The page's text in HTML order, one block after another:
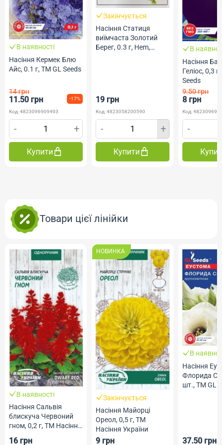
В наявності
Насіння Кермек Блю
Айс, 0.1 г, ТМ GL Seeds
14 грн
11.50 грн -17%
Код: 4823096909493
- +
Купити
Закінчується
Насіння Статиця
виїмчаста Золотий
Берег, 0.3 г, Hem,
19 грн
Код: 4823058200590
- +
Купити
В
Насіння
Геліос, 0,3
Seeds
9.50 грн
8 грн
Код:
-
Товари цієї лінійки
В наявності
Насіння Сальвія
блискуча Червоний
гном, 0,2 г, ТМ Насіння
України
16 грн
НОВИНКА
Закінчується
Насіння Майорці
Ореол, 0,5 г, ТМ
Насіння України
9 грн
В
Насіння
Флорида
шт., ТМ GL
37.50 грн